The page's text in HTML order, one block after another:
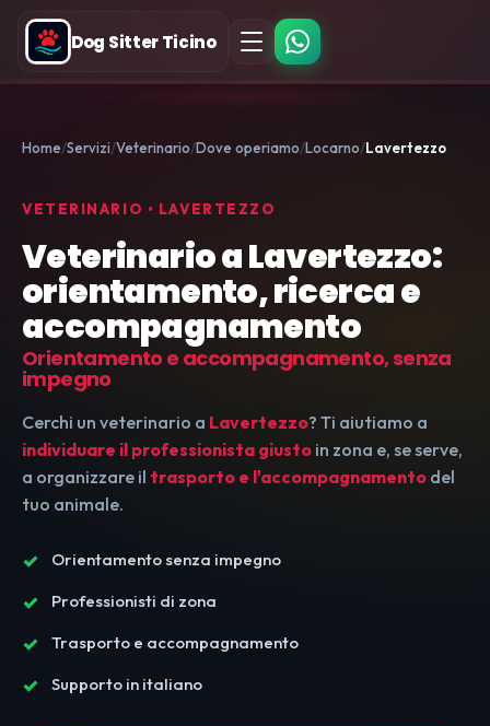
Dog Sitter Ticino
Home Servizi Veterinario Dove operiamo Locarno Lavertezzo
VETERINARIO • LAVERTEZZO
Veterinario a Lavertezzo:
orientamento, ricerca e
accompagnamento
Orientamento e accompagnamento, senza
impegno
Cerchi un veterinario a Lavertezzo? Ti aiutiamo a
individuare il professionista giusto in zona e, se serve,
a organizzare il trasporto e l'accompagnamento del
tuo animale.
Orientamento senza impegno
Professionisti di zona
Trasporto e accompagnamento
Supporto in italiano